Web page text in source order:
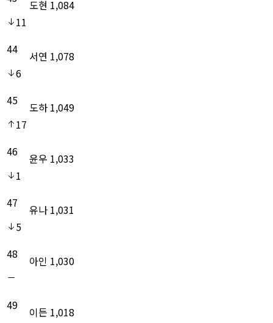
11
도현 1,084
44
6
서연 1,078
45
17
도하 1,049
46
1
윤우 1,033
47
5
유나 1,031
48 아인 1,030
49
이든 1,018